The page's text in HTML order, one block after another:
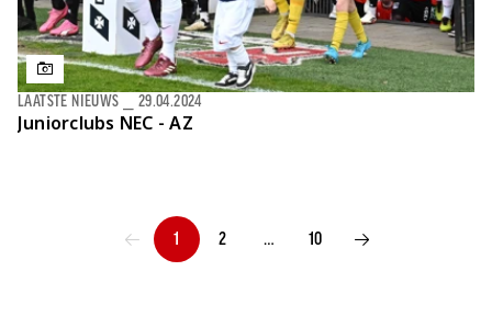
Juniorclubs NEC - AZ
LAATSTE NIEUWS 29.04.2024
VORIGE PAGINA VOLGENDE PAGINA
1 2 … 10